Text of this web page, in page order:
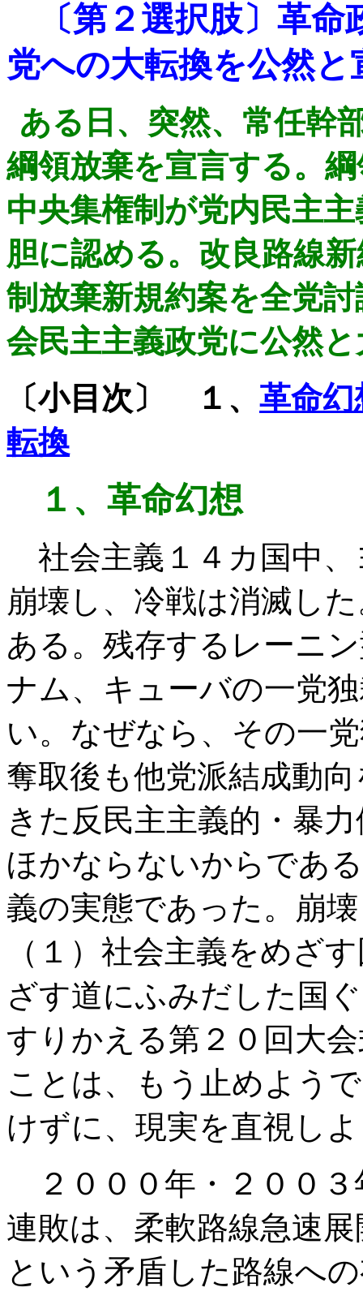
〔第２選択肢〕革
党への大転換を公然と
ある日、突然、常任幹
綱領放棄を宣言する。
中央集権制が党内民主
胆に認める。改良路線
制放棄新規約案を全党
会民主主義政党に公然
〔小目次〕 １、 革命幻
転換
１、革命幻想
社会主義１４カ国中
崩壊し、冷戦は消滅し
ある。残存するレーニ
ナム、キューバの一党
い。なぜなら、その一
奪取後も他党派結成動
きた反民主主義的・暴
ほかならないからであ
義の実態であった。崩
（１）社会主義をめざ
ざす道にふみだした国
すりかえる第２０回大
ことは、もう止めよう
けずに、現実を直視し
２０００年・２００３
連敗は、柔軟路線急速
という矛盾した路線へ